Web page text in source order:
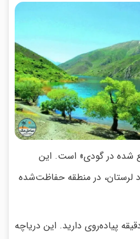
شده در گودی» است. این
دورود لرستان، در منطقه حفاظت‌شده
رسیدن به آن نیاز به 40 دقیقه پیاده‌روی دارید. این دریاچه